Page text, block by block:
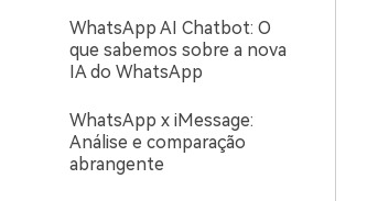
WhatsApp AI Chatbot: O
que sabemos sobre a nova
IA do WhatsApp
WhatsApp x iMessage:
Análise e comparação
abrangente